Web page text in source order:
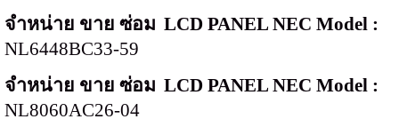
จำหน่าย ขาย ซ่อม LCD PANEL NEC Model :
NL6448BC33-59
จำหน่าย ขาย ซ่อม LCD PANEL NEC Model :
NL8060AC26-04